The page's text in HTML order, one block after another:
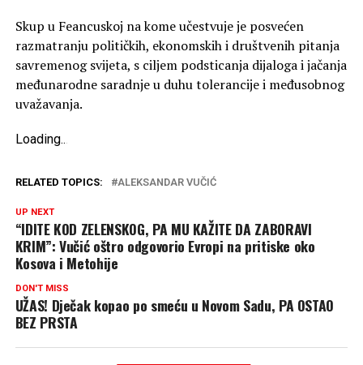
Skup u Feancuskoj na kome učestvuje je posvećen
razmatranju političkih, ekonomskih i društvenih pitanja
savremenog svijeta, s ciljem podsticanja dijaloga i jačanja
međunarodne saradnje u duhu tolerancije i međusobnog
uvažavanja.
Loading..
RELATED TOPICS: ALEKSANDAR VUČIĆ
UP NEXT
“IDITE KOD ZELENSKOG, PA MU KAŽITE DA ZABORAVI
KRIM”: Vučić oštro odgovorio Evropi na pritiske oko
Kosova i Metohije
DON'T MISS
UŽAS! Dječak kopao po smeću u Novom Sadu, PA OSTAO
BEZ PRSTA